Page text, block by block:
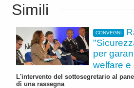
Simili
CONVEGNI
per
welfare e
L'intervento del sottosegretario al
di una rassegna